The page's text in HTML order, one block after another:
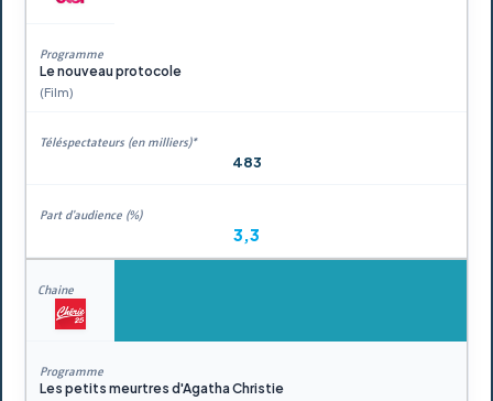
Le nouveau protocole
(Film)
483
3,3
Les petits meurtres d'Agatha Christie